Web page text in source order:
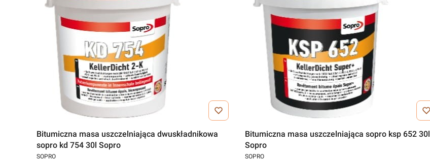
Bitumiczna masa uszczelniająca dwuskładnikowa
sopro kd 754 30l Sopro
SOPRO
Bitumiczna masa uszczelniająca sopro ksp 652 30l
Sopro
SOPRO